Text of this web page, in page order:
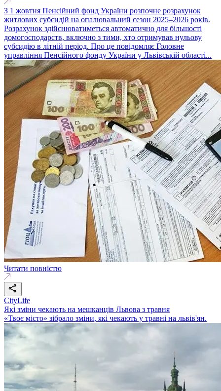
З 1 жовтня Пенсійний фонд України розпочне розрахунок
житлових субсидій на опалювальний сезон 2025–2026 років.
Розрахунок здійснюватиметься автоматично для більшості
домогосподарств, включно з тими, хто отримував нульову
субсидію в літній період. Про це повідомляє Головне
управління Пенсійного фонду України у Львівській області...
Читати повністю
CityLife
Які зміни чекають на мешканців Львова з травня
«Твоє місто» зібрало зміни, які чекають у травні на львів'ян.